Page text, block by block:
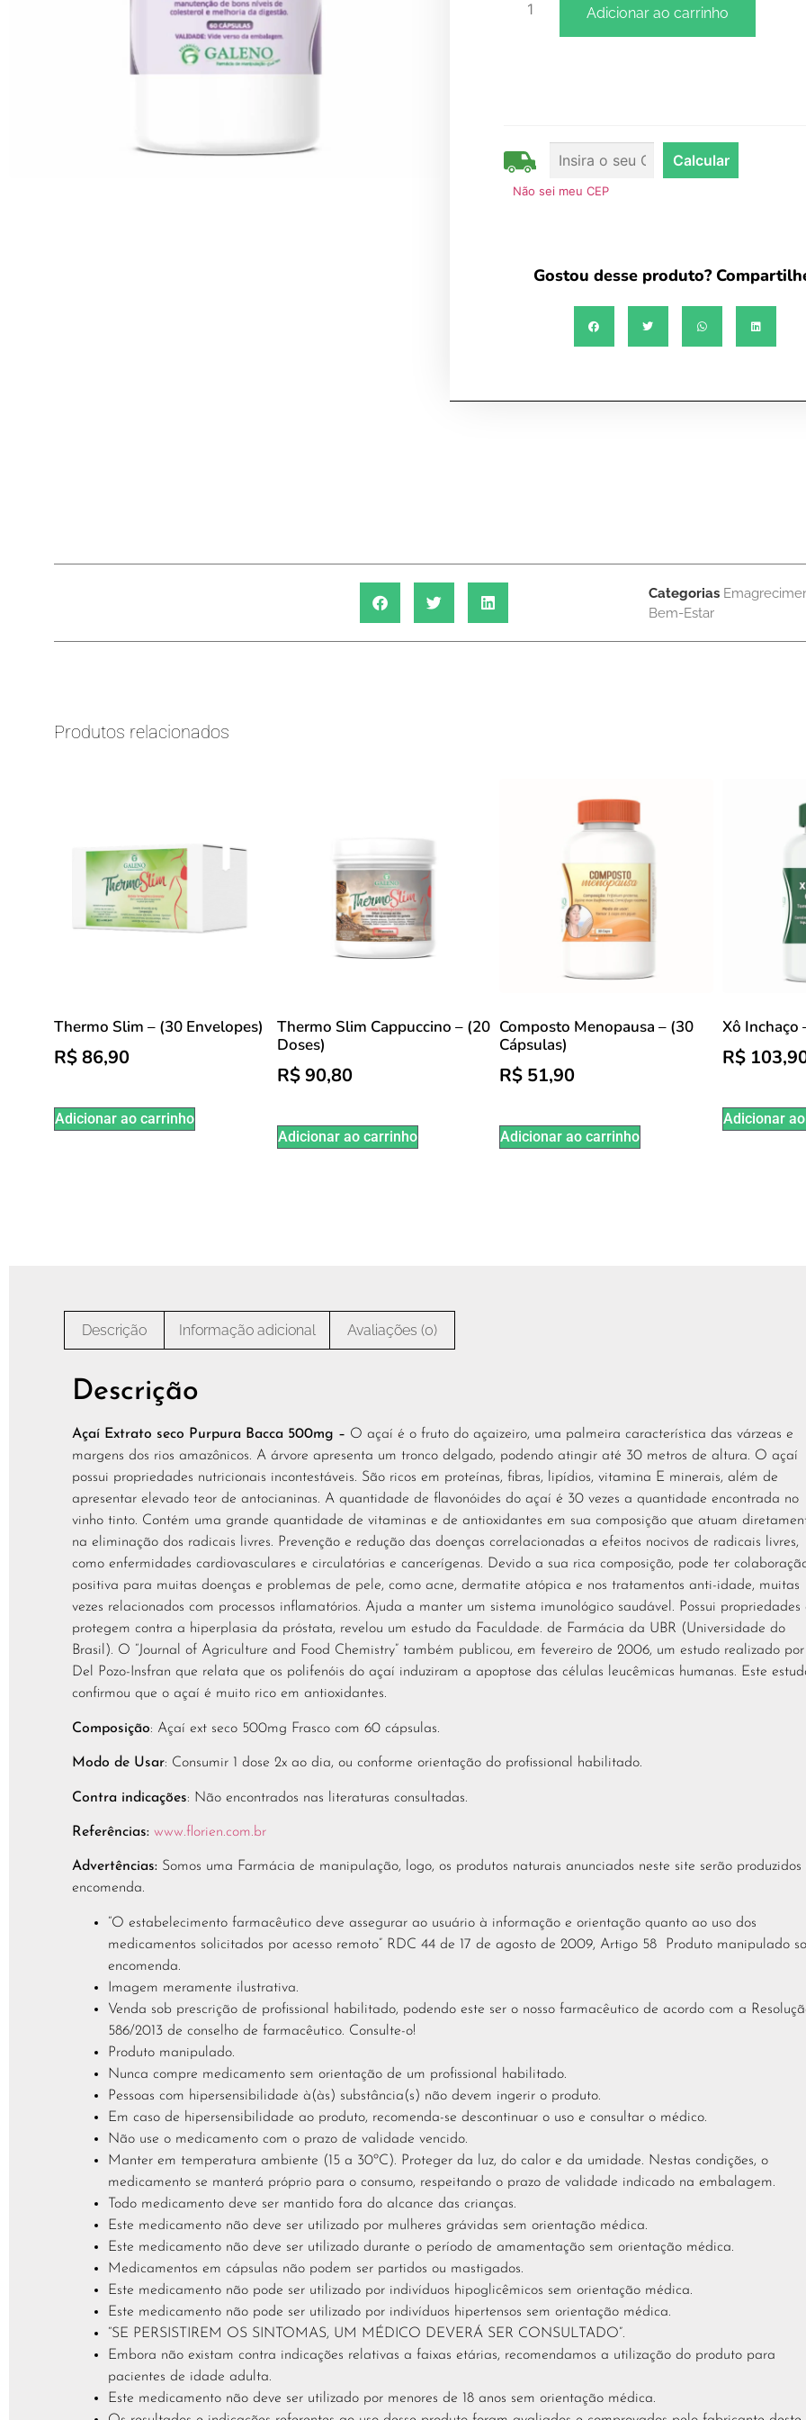
encontrada no vinho tinto. Contém uma
quantidade de vitaminas e de antioxidantes
cardiovasculares e circulatórias e
Devido a sua rica composição, pode ter
relacionados com processos inflamatórios.
manter um sistema imunológico saudável.
propriedades que protegem contra a
da próstata, revelou um estudo da
“Journal of Agriculture and Food Chemistry”
Adicionar ao carrinho
Não sei meu CEP
Gostou desse produto?
Categorias
Bem-Estar
Produtos relacionados
Thermo Slim – (30 Envelopes)
R$86,90
Adicionar ao carrinho
Thermo Slim Cappuccino – (20
Doses)
R$90,80
Adicionar ao carrinho
Composto Menopausa – (30
Cápsulas)
R$ 51,90
Adicionar ao carrinho
Xô Inchaço
R$
Adicionar
Descrição Informação adicional Avaliações (0)
Descrição
Açaí Extrato seco Purpura Bacca 500mg – O açaí é o fruto do açaizeiro, uma palmeira característica das várzeas e
margens dos rios amazônicos. A árvore apresenta um tronco delgado, podendo atingir até 30 metros de altura. O açaí
possui propriedades nutricionais incontestáveis. São ricos em proteínas, fibras, lipídios, vitamina E minerais, além de
apresentar elevado teor de antocianinas. A quantidade de flavonóides do açaí é 30 vezes a quantidade encontrada no
vinho tinto. Contém uma grande quantidade de vitaminas e de antioxidantes em sua composição que atuam
na eliminação dos radicais livres. Prevenção e redução das doenças correlacionadas a efeitos nocivos de radicais livres,
como enfermidades cardiovasculares e circulatórias e cancerígenas. Devido a sua rica composição, pode ter
positiva para muitas doenças e problemas de pele, como acne, dermatite atópica e nos tratamentos anti-idade, muitas
vezes relacionados com processos inflamatórios. Ajuda a manter um sistema imunológico saudável. Possui propriedades
protegem contra a hiperplasia da próstata, revelou um estudo da Faculdade. de Farmácia da UBR (Universidade do
Brasil). O “Journal of Agriculture and Food Chemistry” também publicou, em fevereiro de 2006, um estudo realizado por
Del Pozo-Insfran que relata que os polifenóis do açaí induziram a apoptose das células leucêmicas humanas. Este
confirmou que o açaí é muito rico em antioxidantes.
Composição: Açaí ext seco 500mg Frasco com 60 cápsulas.
Modo de Usar: Consumir 1 dose 2x ao dia, ou conforme orientação do profissional habilitado.
Contra indicações: Não encontrados nas literaturas consultadas.
Referências: www.florien.com.br
Advertências: Somos uma Farmácia de manipulação, logo, os produtos naturais anunciados neste site serão produzidos
encomenda.
“O estabelecimento farmacêutico deve assegurar ao usuário à informação e orientação quanto ao uso dos
medicamentos solicitados por acesso remoto” RDC 44 de 17 de agosto de 2009, Artigo 58 Produto manipulado
encomenda.
Imagem meramente ilustrativa.
Venda sob prescrição de profissional habilitado, podendo este ser o nosso farmacêutico de acordo com a
586/2013 de conselho de farmacêutico. Consulte-o!
Produto manipulado.
Nunca compre medicamento sem orientação de um profissional habilitado.
Pessoas com hipersensibilidade à(às) substância(s) não devem ingerir o produto.
Em caso de hipersensibilidade ao produto, recomenda-se descontinuar o uso e consultar o médico.
Não use o medicamento com o prazo de validade vencido.
Manter em temperatura ambiente (15 a 30ºC). Proteger da luz, do calor e da umidade. Nestas condições, o
medicamento se manterá próprio para o consumo, respeitando o prazo de validade indicado na embalagem.
Todo medicamento deve ser mantido fora do alcance das crianças.
Este medicamento não deve ser utilizado por mulheres grávidas sem orientação médica.
Este medicamento não deve ser utilizado durante o período de amamentação sem orientação médica.
Medicamentos em cápsulas não podem ser partidos ou mastigados.
Este medicamento não pode ser utilizado por indivíduos hipoglicêmicos sem orientação médica.
Este medicamento não pode ser utilizado por indivíduos hipertensos sem orientação médica.
“SE PERSISTIREM OS SINTOMAS, UM MÉDICO DEVERÁ SER CONSULTADO”.
Embora não existam contra indicações relativas a faixas etárias, recomendamos a utilização do produto para
pacientes de idade adulta.
Este medicamento não deve ser utilizado por menores de 18 anos sem orientação médica.